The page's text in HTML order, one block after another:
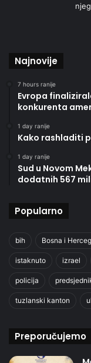
Najnovije
7 hours ranije
Evropa
konkurenta
1 day ranije
Kako rashladiti
1 day ranije
Sud u Novom
dodatnih 567
Popularno
bih Bosna i
istaknuto izrael
policija
tuzlanski kanton
Preporučujemo